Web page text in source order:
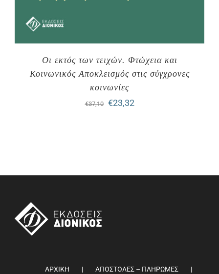
Οι εκτός των τειχών. Φτώχεια και
Κοινωνικός Αποκλεισμός στις σύγχρονες
κοινωνίες
€37,10
Original
€23,32Η
ΑΡΧΙΚΗ ΑΠΟΣΤΟΛΕΣ – ΠΛΗΡΩΜΕΣ